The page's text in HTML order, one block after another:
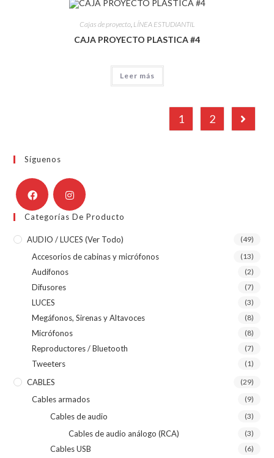
Cajas de proyecto, LÍNEA ESTUDIANTIL
CAJA PROYECTO PLASTICA #4
Leer más
1 2
Síguenos
Categorías De Producto
AUDIO / LUCES (ver Todo) (49)
Accesorios de cabinas y micrófonos (13)
Audífonos (2)
Difusores (7)
LUCES (3)
Megáfonos, Sirenas y Altavoces (8)
Micrófonos (8)
Reproductores / Bluetooth (7)
Tweeters (1)
CABLES (29)
Cables armados (9)
Cables de audio (3)
Cables de audio análogo (RCA) (3)
Cables USB (6)